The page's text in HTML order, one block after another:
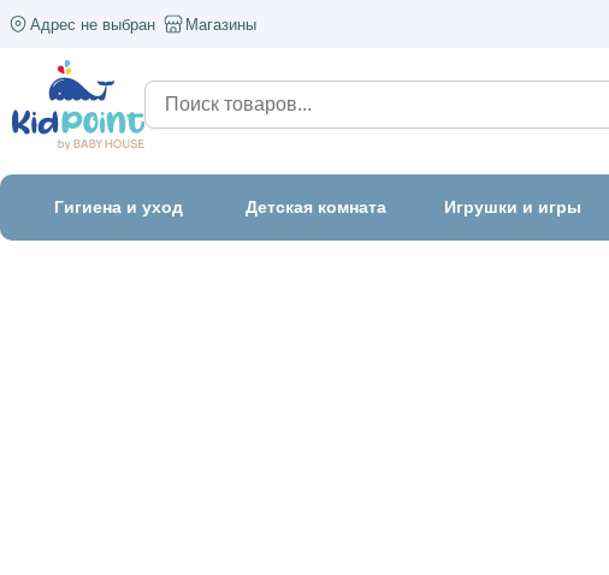
Адрес не выбран Магазины
Гигиена и уход Детская комната Игрушки и игры